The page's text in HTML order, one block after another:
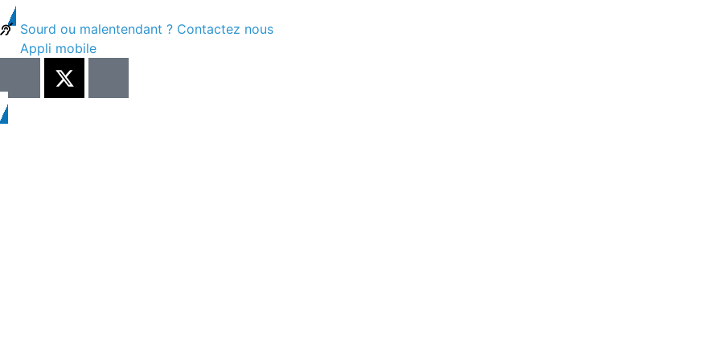
principal
Sourd ou malentendant ? Contactez nous
Appli mobile